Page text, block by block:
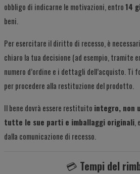
obbligo di indicarne le motivazioni, entro14
beni.
Per esercitare il diritto di recesso, è
chiaro la tua decisione (ad esempio, tramite
numero d’ordine e i dettagli dell’acquisto.
per procedere alla restituzione del prodotto.
Il bene dovrà essere restituito integro, non
tutte le sue parti e imballaggi originali
dalla comunicazione di recesso.
💳 Tempi del